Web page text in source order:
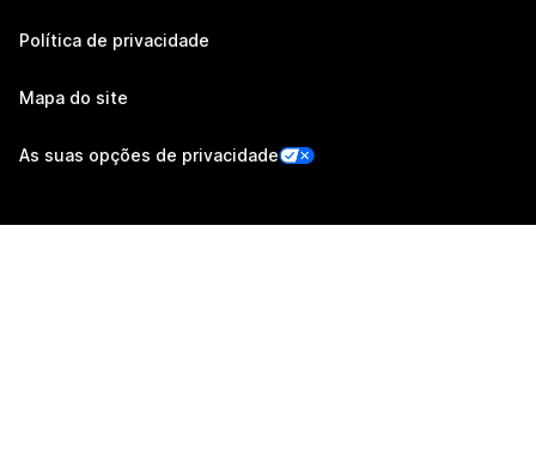
Política de privacidade
Mapa do site
As suas opções de privacidade